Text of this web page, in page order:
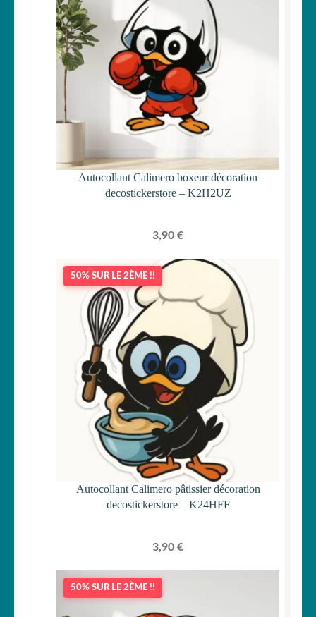
Autocollant Calimero boxeur décoration
decostickerstore – K2H2UZ
3,90 €
50% SUR LE 2ÈME !!
Autocollant Calimero pâtissier décoration
decostickerstore – K24HFF
3,90 €
50% SUR LE 2ÈME !!